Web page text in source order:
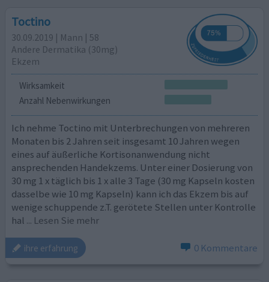
Toctino
30.09.2019 | Mann | 58
Andere Dermatika (30mg)
Ekzem
Wirksamkeit
Anzahl Nebenwirkungen
Ich nehme Toctino mit Unterbrechungen von mehreren
Monaten bis 2 Jahren seit insgesamt 10 Jahren wegen
eines auf äußerliche Kortisonanwendung nicht
ansprechenden Handekzems. Unter einer Dosierung von
30 mg 1 x täglich bis 1 x alle 3 Tage (30 mg Kapseln kosten
dasselbe wie 10 mg Kapseln) kann ich das Ekzem bis auf
wenige schuppende z.T. gerötete Stellen unter Kontrolle
hal ... Lesen Sie mehr
ihre erfahrung 0 Kommentare